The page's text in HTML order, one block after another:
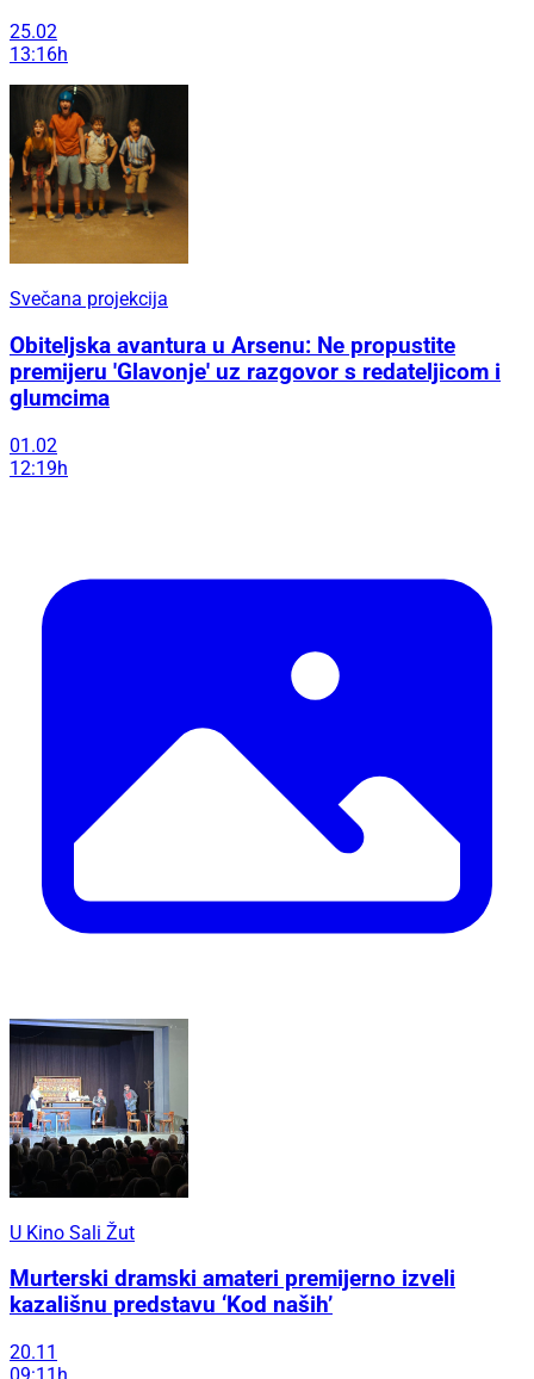
25.02
13:16h
Svečana projekcija
Obiteljska avantura u Arsenu: Ne propustite
premijeru 'Glavonje' uz razgovor s redateljicom i
glumcima
01.02
12:19h
U Kino Sali Žut
Murterski dramski amateri premijerno izveli
kazališnu predstavu ‘Kod naših’
20.11